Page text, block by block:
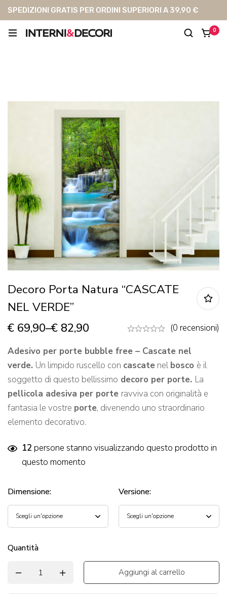
SPEDIZIONI GRATIS PER ORDINI SUPERIORI A 39,90 €
0
Decoro Porta Natura “CASCATE
NEL VERDE”
€ 69,90–€ 82,90
(0 recensioni)
Adesivo per porte bubble free – Cascate nel
verde. Un limpido ruscello con cascate nelbosco è il
soggetto di questo bellissimo decoro per porte. La
pellicola adesiva per porte ravviva con originalità e
fantasia le vostre porte, divenendo uno straordinario
elemento decorativo.
12 persone stanno visualizzando questo prodotto in
questo momento
Dimensione: Versione:
Quantità
Aggiungi al carrello